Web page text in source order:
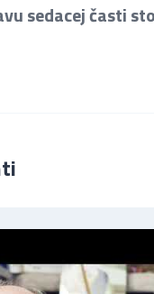
sedacej časti